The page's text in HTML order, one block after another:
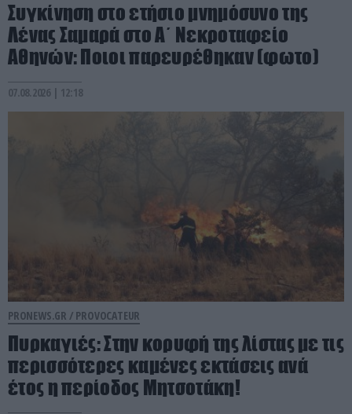
Συγκίνηση στο ετήσιο μνημόσυνο της
Λένας Σαμαρά στο Α΄ Νεκροταφείο
Αθηνών: Ποιοι παρευρέθηκαν (φωτο)
07.08.2026 | 12:18
PRONEWS.GR / PROVOCATEUR
Πυρκαγιές: Στην κορυφή της λίστας με τις
περισσότερες καμένες εκτάσεις ανά
έτος η περίοδος Μητσοτάκη!